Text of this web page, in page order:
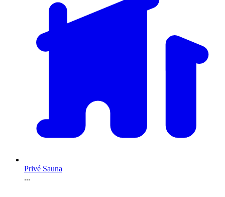
Privé Sauna
...